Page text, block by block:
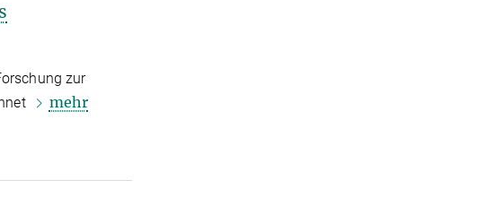
zur
mehr